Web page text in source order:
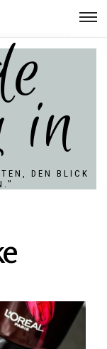
in
DEN BLICK N